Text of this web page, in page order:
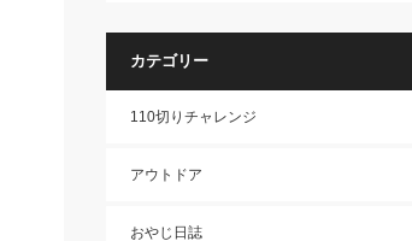
カテゴリー
110切りチャレンジ
アウトドア
おやじ日誌